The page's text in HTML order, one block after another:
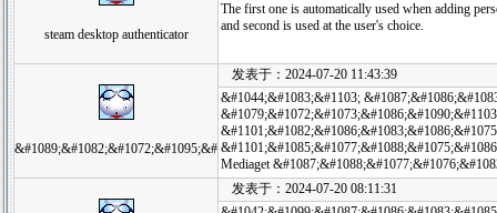
steam desktop authenticator
The first one is automatically used when adding
and second is used at the user's choice.
&#1089;&#1082;&#1072;&#1095;&#
发表于：2024-07-20 11:43:39
&#1044;&#1083;&#1103;
Mediaget
发表于：2024-07-20 08:11:31